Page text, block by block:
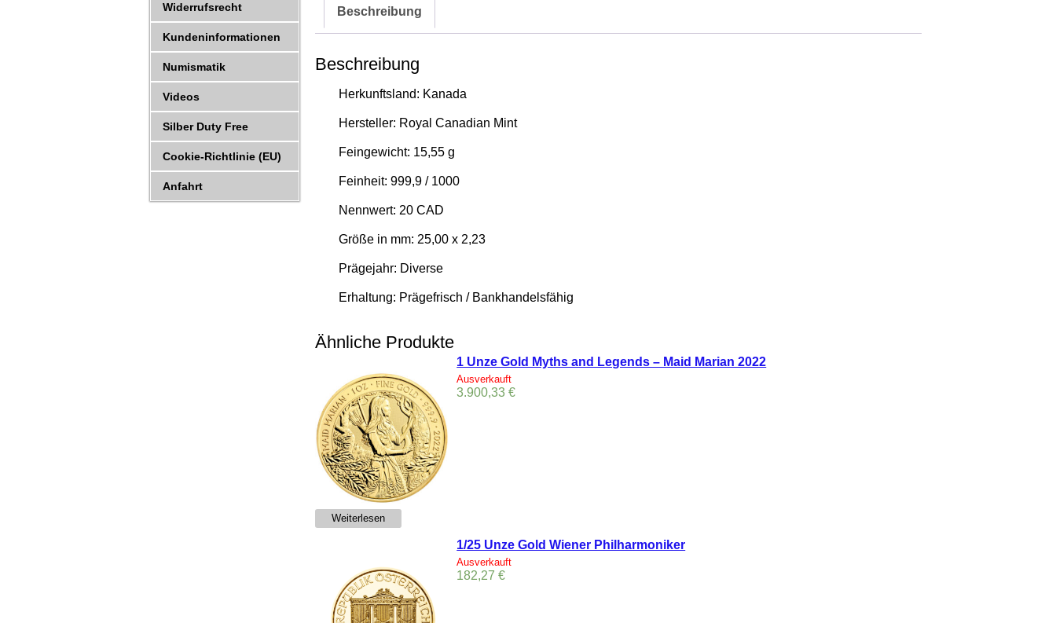
Widerrufsrecht
Kundeninformationen
Numismatik
Videos
Silber Duty Free
Cookie-Richtlinie (EU)
Anfahrt
Beschreibung
Beschreibung
Herkunftsland: Kanada
Hersteller: Royal Canadian Mint
Feingewicht: 15,55 g
Feinheit: 999,9 / 1000
Nennwert: 20 CAD
Größe in mm: 25,00 x 2,23
Prägejahr: Diverse
Erhaltung: Prägefrisch / Bankhandelsfähig
Ähnliche Produkte
Weiterlesen
1 Unze Gold Myths and Legends – Maid Marian 2022
Ausverkauft
3.900,33€
1/25 Unze Gold Wiener Philharmoniker
Ausverkauft
182,27€